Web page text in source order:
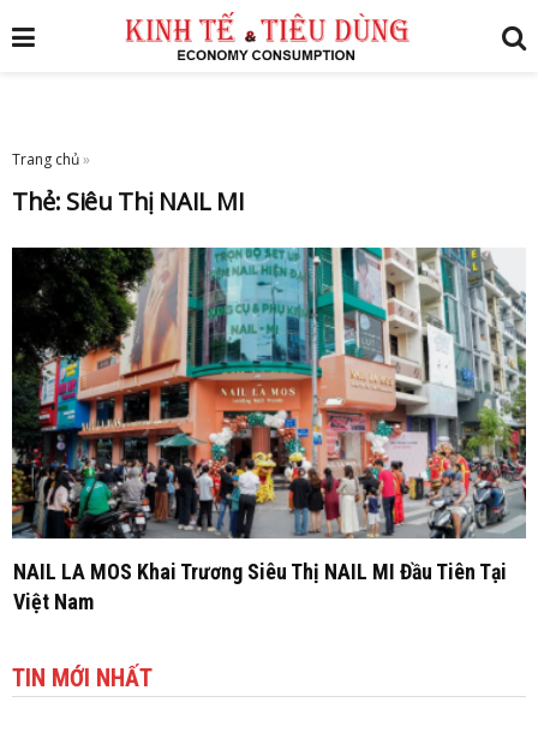
Trang chủ»
Thẻ: Siêu Thị NAIL MI
NAIL LA MOS Khai Trương Siêu Thị NAIL MI Đầu Tiên Tại
Việt Nam
TIN MỚI NHẤT